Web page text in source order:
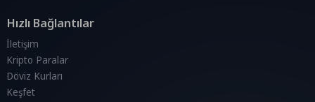
Hızlı Bağlantılar
İletişim
Kripto Paralar
Döviz Kurları
Keşfet